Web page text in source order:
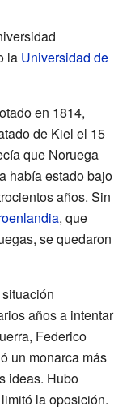
la Universidad de
en 1814,
de Kiel el 15
que Noruega
había estado bajo
años. Sin
, que
se quedaron
años a intentar
Federico
un monarca más
ideas. Hubo
la oposición.